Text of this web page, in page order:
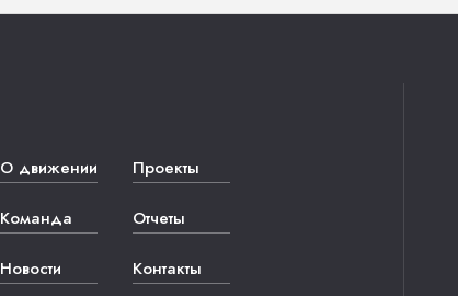
О движении Проекты
Команда Отчеты
Новости Контакты